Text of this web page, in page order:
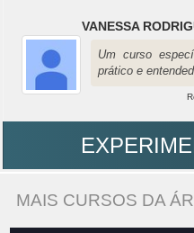
VANESSA
Um curso
prático e
MAIS CURSOS DA